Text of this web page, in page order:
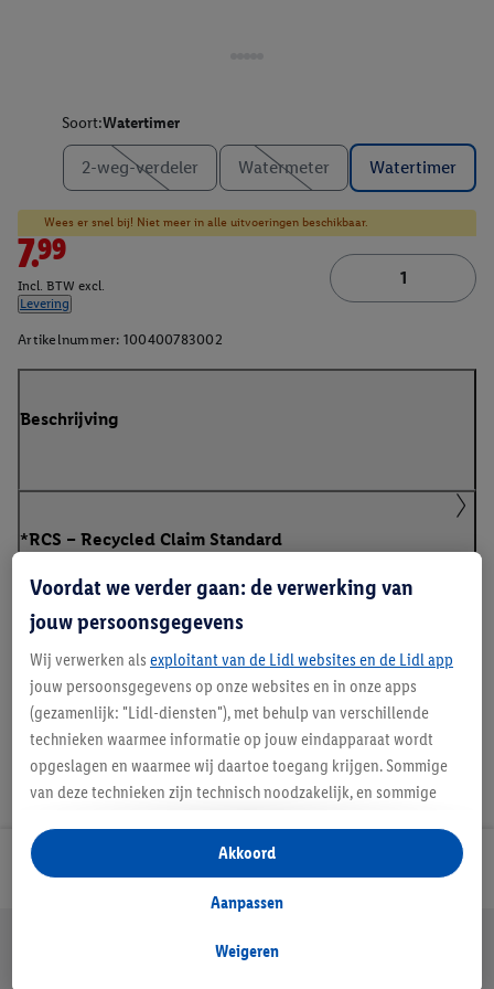
Soort:Watertimer
2-weg-verdeler Watermeter Watertimer
Wees er snel bij! Niet meer in alle uitvoeringen beschikbaar.
7.99
Incl. BTW excl.
Levering
Artikelnummer: 100400783002
Beschrijving
*RCS – Recycled Claim Standard
Handleidingen en downloads
Veilig winkelen
Voordat we verder gaan: de verwerking van
jouw persoonsgegevens
Wij verwerken als exploitant van de Lidl websites en de Lidl app
jouw persoonsgegevens op onze websites en in onze apps
(gezamenlijk: "Lidl-diensten"), met behulp van verschillende
technieken waarmee informatie op jouw eindapparaat wordt
opgeslagen en waarmee wij daartoe toegang krijgen. Sommige
van deze technieken zijn technisch noodzakelijk, en sommige
opslaan van voorkeursinstellingen, het verzamelen en
analyseren van statistieken of voor het tonen van
gepersonaliseerde reclame binnen en buiten de Lidl-diensten.
gegevens over jouw aankoopgedrag in de winkel ook voor de
Weigeren
Aanpassen
Akkoord